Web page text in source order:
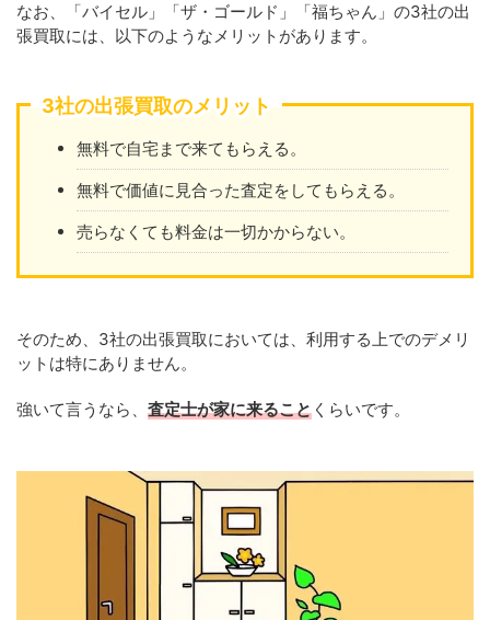
なお、「バイセル」「ザ・ゴールド」「福ちゃん」の3社の出
張買取には、以下のようなメリットがあります。
3社の出張買取のメリット
無料で自宅まで来てもらえる。
無料で価値に見合った査定をしてもらえる。
売らなくても料金は一切かからない。
そのため、3社の出張買取においては、利用する上でのデメリ
ットは特にありません。
強いて言うなら、 査定士が家に来ること くらいです。